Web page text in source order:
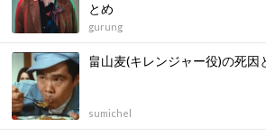
とめ
gurung
畠山麦(キレンジャー役)の死因
sumichel